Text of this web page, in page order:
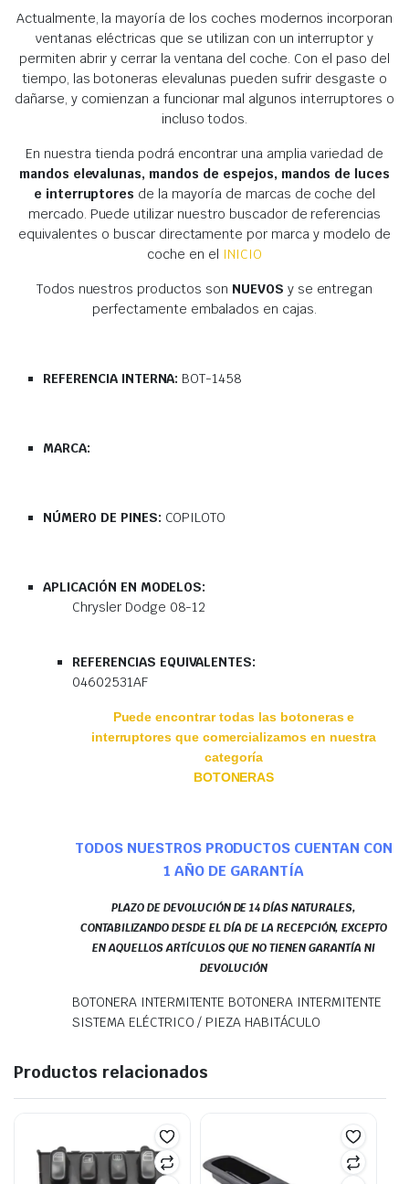
Actualmente, la mayoría de los coches modernos incorporan
ventanas eléctricas que se utilizan con un interruptor y
permiten abrir y cerrar la ventana del coche. Con el paso del
tiempo, las botoneras elevalunas pueden sufrir desgaste o
dañarse, y comienzan a funcionar mal algunos interruptores o
incluso todos.
En nuestra tienda podrá encontrar una amplia variedad de
mandos elevalunas, mandos de espejos, mandos de luces
e interruptores de la mayoría de marcas de coche del
mercado. Puede utilizar nuestro buscador de referencias
equivalentes o buscar directamente por marca y modelo de
coche en el INICIO
Todos nuestros productos son NUEVOS y se entregan
perfectamente embalados en cajas.
REFERENCIA INTERNA: BOT-1458
MARCA:
NÚMERO DE PINES: COPILOTO
APLICACIÓN EN MODELOS:
Chrysler Dodge 08-12
REFERENCIAS EQUIVALENTES:
04602531AF
Puede encontrar todas las botoneras e
interruptores que comercializamos en nuestra
categoría
BOTONERAS
TODOS NUESTROS PRODUCTOS CUENTAN CON
1 AÑO DE GARANTÍA
PLAZO DE DEVOLUCIÓN DE 14 DÍAS NATURALES,
CONTABILIZANDO DESDE EL DÍA DE LA RECEPCIÓN, EXCEPTO
EN AQUELLOS ARTÍCULOS QUE NO TIENEN GARANTÍA NI
DEVOLUCIÓN
BOTONERA INTERMITENTE BOTONERA INTERMITENTE
SISTEMA ELÉCTRICO / PIEZA HABITÁCULO
Productos relacionados